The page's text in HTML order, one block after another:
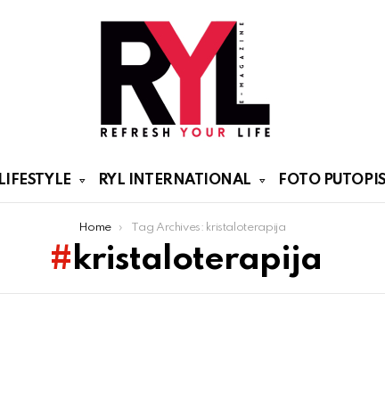
LIFESTYLE RYL INTERNATIONAL FOTO PUTOPISI
Home Tag Archives: kristaloterapija
kristaloterapija